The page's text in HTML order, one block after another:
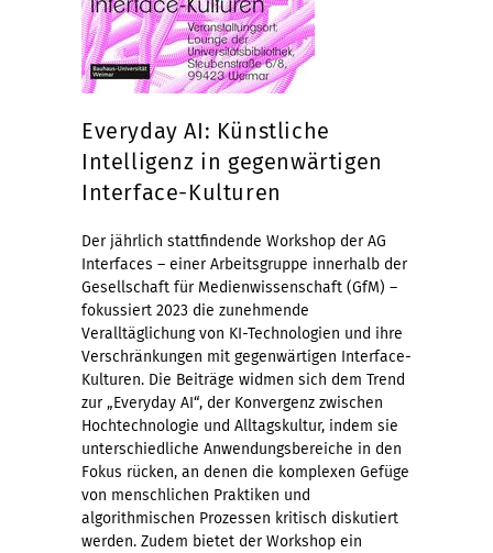
Everyday AI: Künstliche
Intelligenz in gegenwärtigen
Interface-Kulturen
Der jährlich stattfindende Workshop der AG
Interfaces – einer Arbeitsgruppe innerhalb der
Gesellschaft für Medienwissenschaft (GfM) –
fokussiert 2023 die zunehmende
Veralltäglichung von KI-Technologien und ihre
Verschränkungen mit gegenwärtigen Interface-
Kulturen. Die Beiträge widmen sich dem Trend
zur „Everyday AI“, der Konvergenz zwischen
Hochtechnologie und Alltagskultur, indem sie
unterschiedliche Anwendungsbereiche in den
Fokus rücken, an denen die komplexen Gefüge
von menschlichen Praktiken und
algorithmischen Prozessen kritisch diskutiert
werden. Zudem bietet der Workshop ein